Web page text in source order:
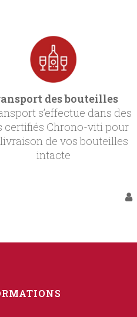
des bouteilles
s’effectue dans des
certifiés Chrono-viti pour
de vos bouteilles
intacte